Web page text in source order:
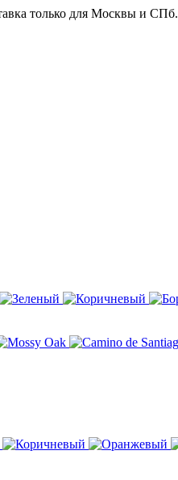
только для Москвы и СПб.